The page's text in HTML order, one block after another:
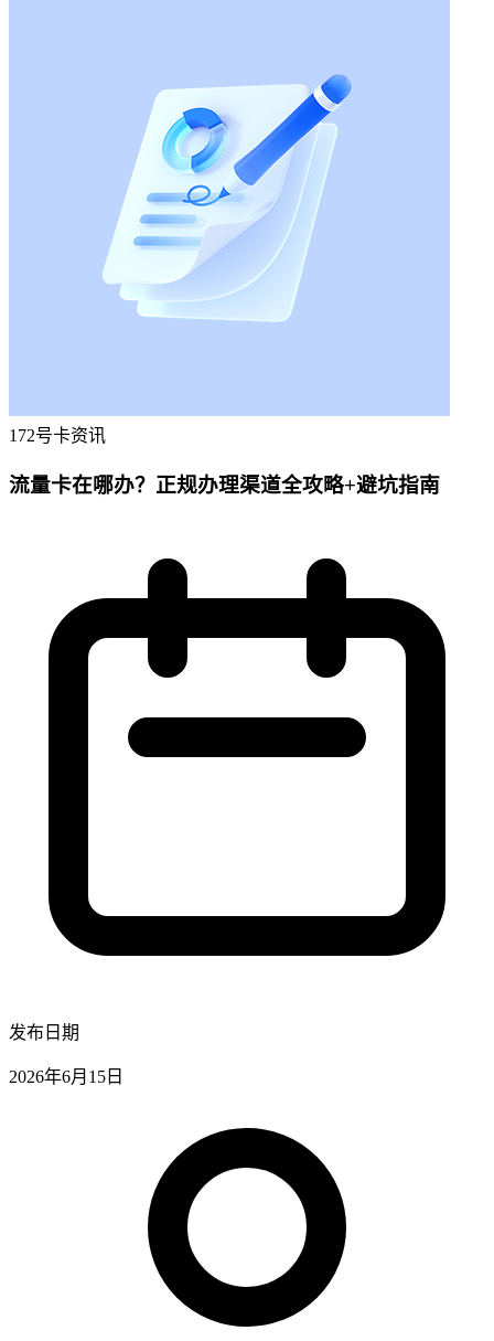
172号卡资讯
流量卡在哪办？正规办理渠道全攻略+避坑指南
发布日期
2026年6月15日